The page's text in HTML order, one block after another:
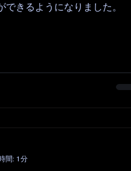
きるようになりました。
間: 1分